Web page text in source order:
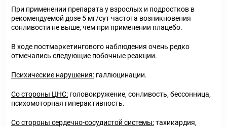
При применении препарата у взрослых и подростков в
рекомендуемой дозе 5 мг/сут частота возникновения
сонливости не выше, чем при применении плацебо.
В ходе постмаркетингового наблюдения очень редко
отмечались следующие побочные реакции.
Психические нарушения: галлюцинации.
Со стороны ЦНС: головокружение, сонливость, бессонница,
психомоторная гиперактивность.
Со стороны сердечно-сосудистой системы:тахикардия,